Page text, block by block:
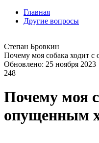
Главная
Другие вопросы
Степан Бровкин
Почему моя собака ходит
Обновлено: 25 ноября 2023
248
Почему моя
опущенным